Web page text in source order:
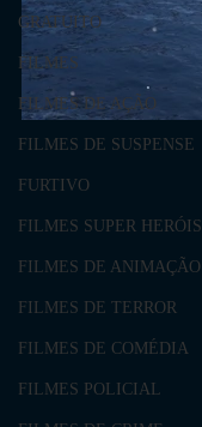
GRATUITO
FILMES
FILMES DE AÇÃO
FILMES DE SUSPENSE
FURTIVO
FILMES SUPER HERÓIS
FILMES DE ANIMAÇÃO
FILMES DE TERROR
FILMES DE COMÉDIA
FILMES POLICIAL